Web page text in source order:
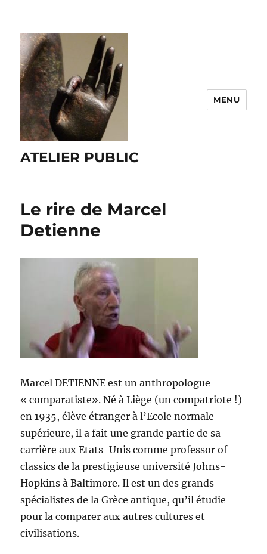
ATELIER PUBLIC
MENU
Le rire de Marcel
Detienne
Marcel DETIENNE est un anthropologue
« comparatiste». Né à Liège (un compatriote !)
en 1935, élève étranger à l’Ecole normale
supérieure, il a fait une grande partie de sa
carrière aux Etats-Unis comme professor of
classics de la prestigieuse université Johns-
Hopkins à Baltimore. Il est un des grands
spécialistes de la Grèce antique, qu’il étudie
pour la comparer aux autres cultures et
civilisations.